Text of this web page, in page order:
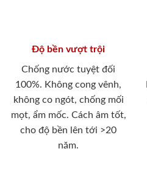
Độ bền vượt trội
Chống nước tuyệt đối
100%. Không cong vênh,
không co ngót, chống mối
mọt, ẩm mốc. Cách âm tốt,
cho độ bền lên tới >20
năm.